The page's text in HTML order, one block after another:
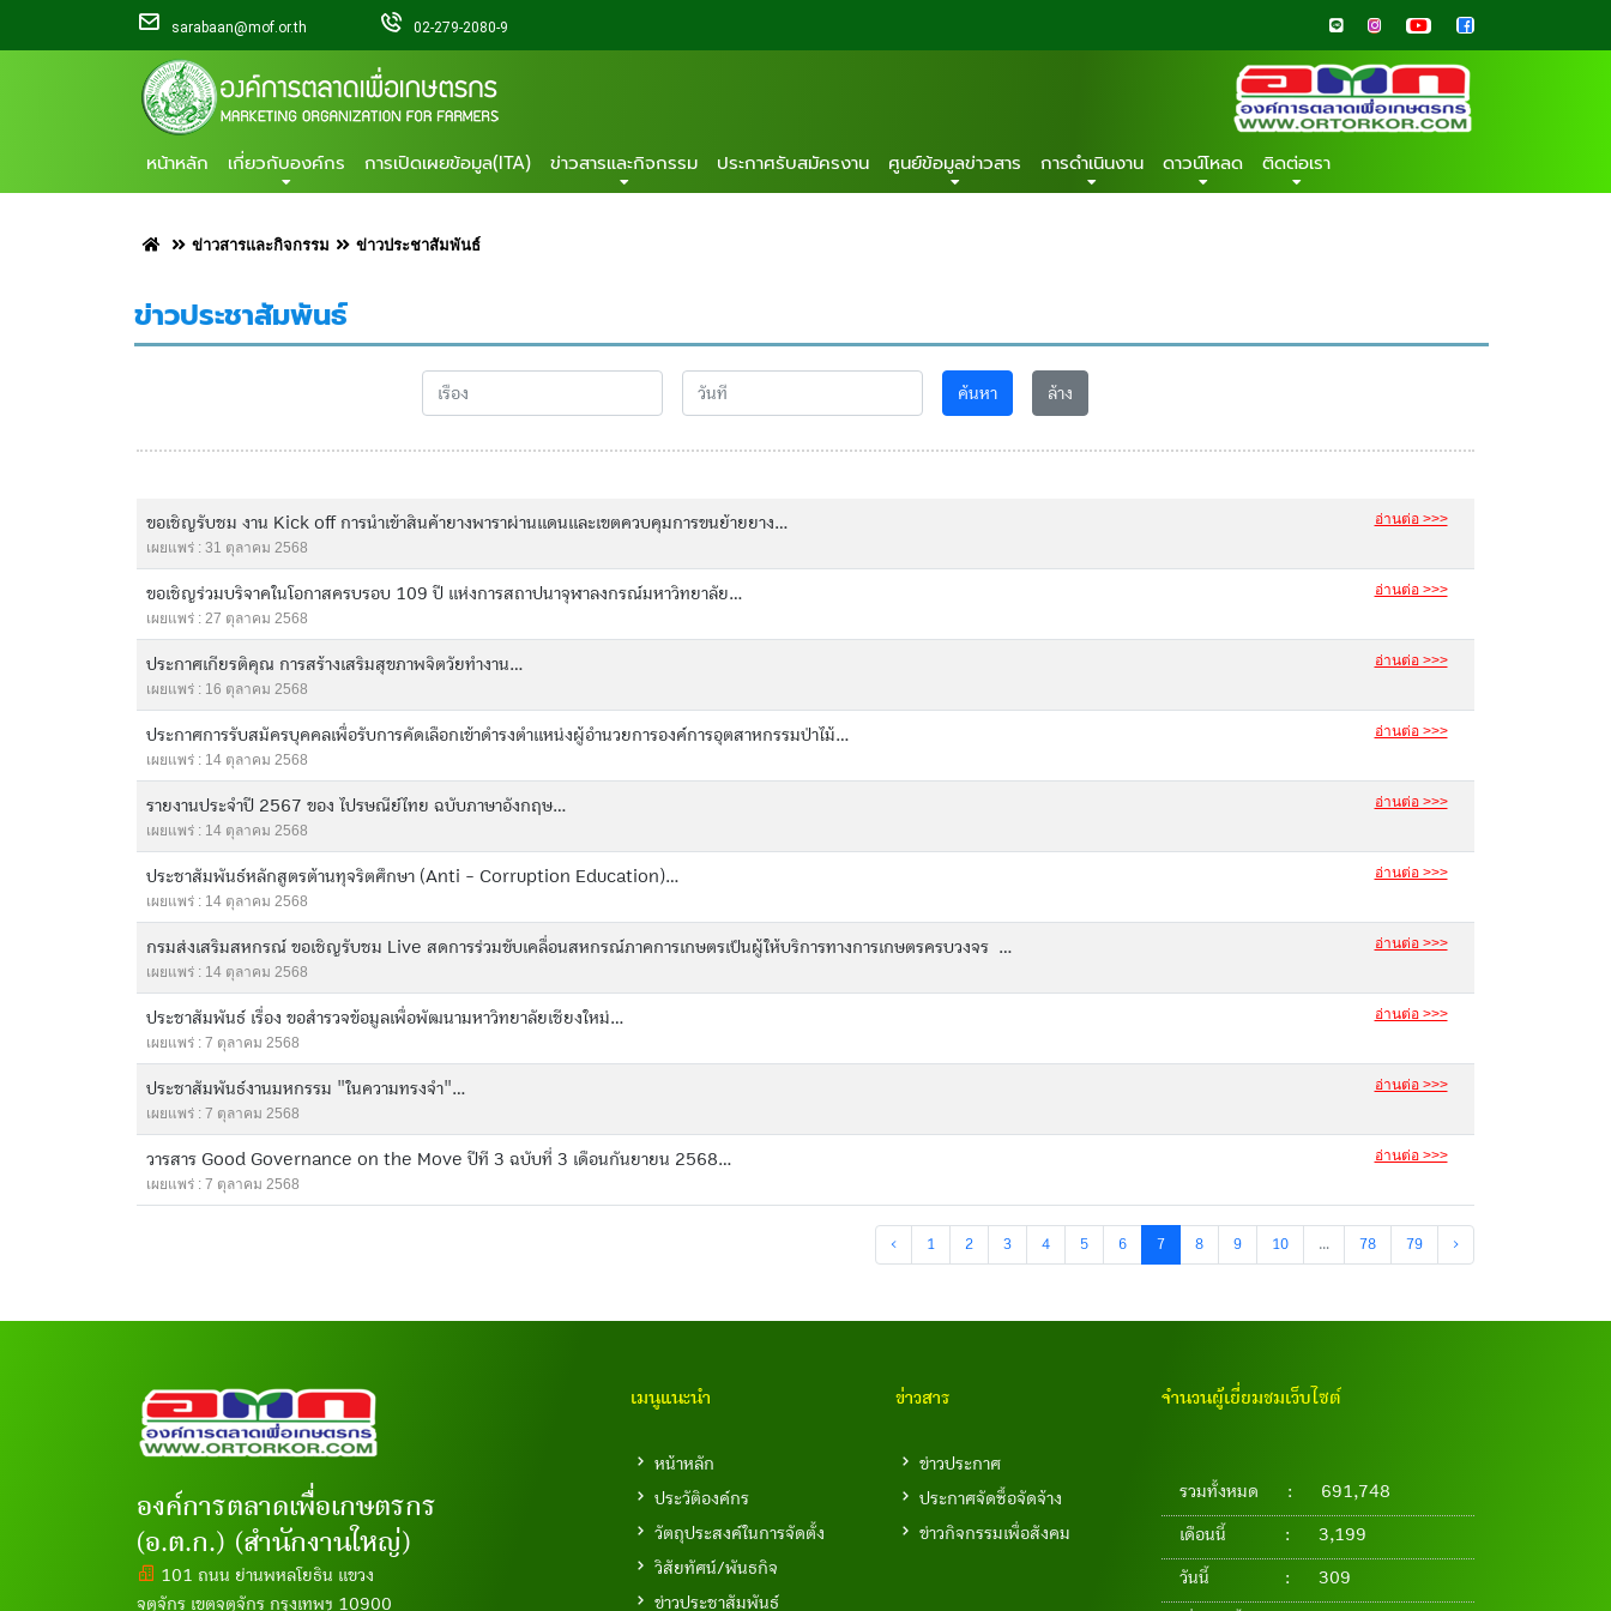
sarabaan@mof.or.th 02-279-2080-9
หน้าหลัก เกี่ยวกับองค์กร การเปิดเผยข้อมูล(ITA) ข่าวสารและกิจกรรม ประกาศรับสมัครงาน ศูนย์ข้อมูลข่าวสาร การดำเนินงาน ดาวน์โหลด ติดต่อเรา
ข่าวสารและกิจกรรม ข่าวประชาสัมพันธ์
ข่าวประชาสัมพันธ์
ค้นหา ล้าง
ขอเชิญรับชม งาน Kick off การนำเข้าสินค้ายางพาราผ่านแดนและเขตควบคุมการขนย้ายยาง...
เผยแพร่ : 31 ตุลาคม 2568
อ่านต่อ >>>
ขอเชิญร่วมบริจาคในโอกาสครบรอบ 109 ปี แห่งการสถาปนาจุฬาลงกรณ์มหาวิทยาลัย...
เผยแพร่ : 27 ตุลาคม 2568
อ่านต่อ >>>
ประกาศเกียรติคุณ การสร้างเสริมสุขภาพจิตวัยทำงาน...
เผยแพร่ : 16 ตุลาคม 2568
อ่านต่อ >>>
ประกาศการรับสมัครบุคคลเพื่อรับการคัดเลือกเข้าดำรงตำแหน่งผู้อำนวยการองค์การอุตสาหกรรมป่าไม้...
เผยแพร่ : 14 ตุลาคม 2568
อ่านต่อ >>>
รายงานประจำปี 2567 ของ ไปรษณีย์ไทย ฉบับภาษาอังกฤษ...
เผยแพร่ : 14 ตุลาคม 2568
อ่านต่อ >>>
ประชาสัมพันธ์หลักสูตรต้านทุจริตศึกษา (Anti - Corruption Education)...
เผยแพร่ : 14 ตุลาคม 2568
อ่านต่อ >>>
กรมส่งเสริมสหกรณ์ ขอเชิญรับชม Live สดการร่วมขับเคลื่อนสหกรณ์ภาคการเกษตรเป็นผู้ให้บริการทางการเกษตรครบวงจร ...
เผยแพร่ : 14 ตุลาคม 2568
อ่านต่อ >>>
ประชาสัมพันธ์ เรื่อง ขอสำรวจข้อมูลเพื่อพัฒนามหาวิทยาลัยเชียงใหม่...
เผยแพร่ : 7 ตุลาคม 2568
อ่านต่อ >>>
ประชาสัมพันธ์งานมหกรรม "ในความทรงจำ"...
เผยแพร่ : 7 ตุลาคม 2568
อ่านต่อ >>>
วารสาร Good Governance on the Move ปีที 3 ฉบับที่ 3 เดือนกันยายน 2568...
เผยแพร่ : 7 ตุลาคม 2568
อ่านต่อ >>>
‹ 1 2 3 4 5 6 7 8 9 10 ... 78 79 ›
องค์การตลาดเพื่อเกษตรกร
(อ.ต.ก.) (สำนักงานใหญ่)
101 ถนน ย่านพหลโยธิน แขวง
จตุจักร เขตจตุจักร กรุงเทพฯ 10900
เมนูแนะนำ
หน้าหลัก
ประวัติองค์กร
วัตถุประสงค์ในการจัดตั้ง
วิสัยทัศน์/พันธกิจ
ข่าวประชาสัมพันธ์
ข่าวสาร
ข่าวประกาศ
ประกาศจัดซื้อจัดจ้าง
ข่าวกิจกรรมเพื่อสังคม
จำนวนผู้เยี่ยมชมเว็บไซต์
รวมทั้งหมด : 691,748
เดือนนี้ : 3,199
วันนี้ : 309